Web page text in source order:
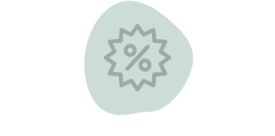
En productes de parafarmàcia
MÉS INFORMACIÓ